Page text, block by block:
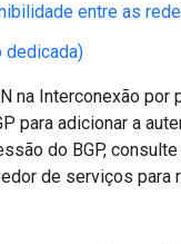
entre as
dedicada)
na Interconexão por
para adicionar a
do BGP,
de serviços para